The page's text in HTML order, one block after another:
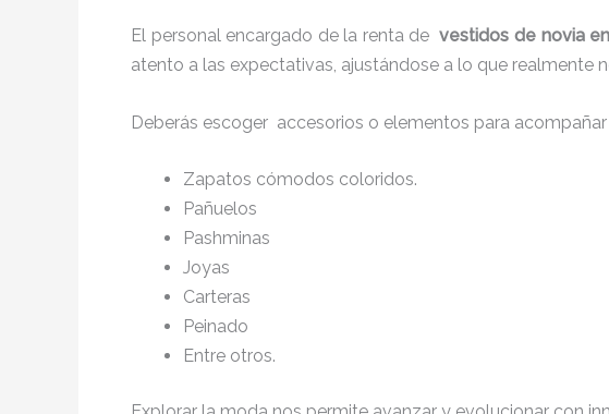
El personal encargado de la renta devestidos de novia
atento a las expectativas, ajustándose a lo que realmente
Deberás escoger accesorios o elementos para
Zapatos cómodos coloridos.
Pañuelos
Pashminas
Joyas
Carteras
Peinado
Entre otros.